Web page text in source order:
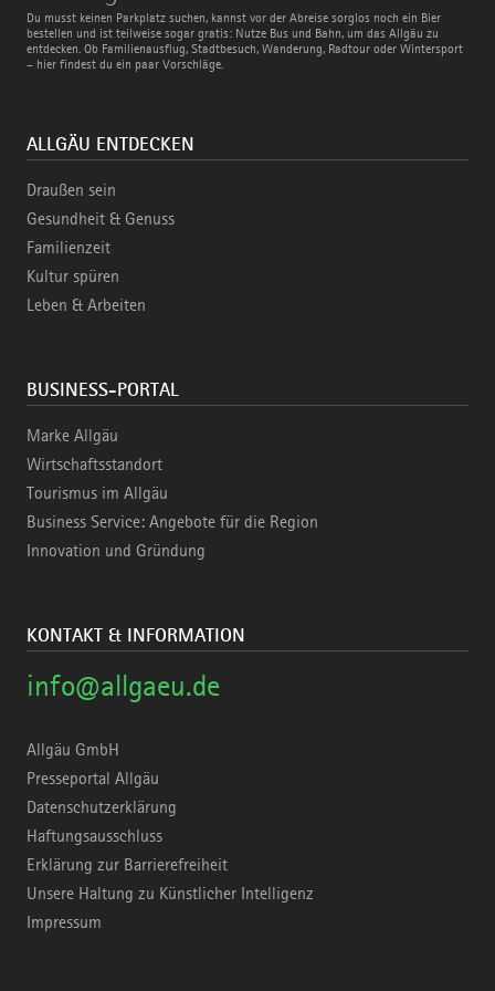
Du musst keinen Parkplatz suchen, kannst vor der Abreise sorglos noch ein Bier
bestellen und ist teilweise sogar gratis: Nutze Bus und Bahn, um das Allgäu zu
entdecken. Ob Familienausflug, Stadtbesuch, Wanderung, Radtour oder Wintersport
– hier findest du ein paar Vorschläge.
Bus
und
Bahn
ALLGÄU ENTDECKEN
Draußen sein
Gesundheit & Genuss
Familienzeit
Kultur spüren
Leben & Arbeiten
BUSINESS-PORTAL
Marke Allgäu
Wirtschaftsstandort
Tourismus im Allgäu
Business Service: Angebote für die Region
Innovation und Gründung
KONTAKT & INFORMATION
info@allgaeu.de
Allgäu GmbH
Presseportal Allgäu
Datenschutzerklärung
Haftungsausschluss
Erklärung zur Barrierefreiheit
Unsere Haltung zu Künstlicher Intelligenz
Impressum